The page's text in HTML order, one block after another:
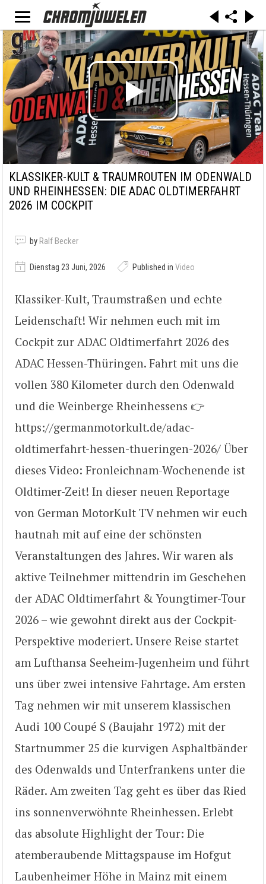
KLASSIKER-KULT & TRAUMROUTEN IM ODENWALD
UND RHEINHESSEN: DIE ADAC OLDTIMERFAHRT
2026 IM COCKPIT
by Ralf Becker
Dienstag 23 Juni, 2026 Published in Video
Klassiker-Kult, Traumstraßen und echte
Leidenschaft! Wir nehmen euch mit im
Cockpit zur ADAC Oldtimerfahrt 2026 des
ADAC Hessen-Thüringen. Fahrt mit uns die
vollen 380 Kilometer durch den Odenwald
und die Weinberge Rheinhessens 👉
https://germanmotorkult.de/adac-
oldtimerfahrt-hessen-thueringen-2026/ Über
dieses Video: Fronleichnam-Wochenende ist
Oldtimer-Zeit! In dieser neuen Reportage
von German MotorKult TV nehmen wir euch
hautnah mit auf eine der schönsten
Veranstaltungen des Jahres. Wir waren als
aktive Teilnehmer mittendrin im Geschehen
der ADAC Oldtimerfahrt & Youngtimer-Tour
2026 – wie gewohnt direkt aus der Cockpit-
Perspektive moderiert. Unsere Reise startet
am Lufthansa Seeheim-Jugenheim und führt
uns über zwei intensive Fahrtage. Am ersten
Tag nehmen wir mit unserem klassischen
Audi 100 Coupé S (Baujahr 1972) mit der
Startnummer 25 die kurvigen Asphaltbänder
des Odenwalds und Unterfrankens unter die
Räder. Am zweiten Tag geht es über das Ried
ins sonnenverwöhnte Rheinhessen. Erlebt
das absolute Highlight der Tour: Die
atemberaubende Mittagspause im Hofgut
Laubenheimer Höhe in Mainz mit einem